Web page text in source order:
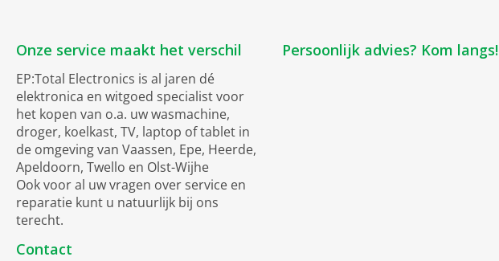
Onze service maakt het verschil
EP:Total Electronics is al jaren dé
elektronica en witgoed specialist voor
het kopen van o.a. uw wasmachine,
droger, koelkast, TV, laptop of tablet in
de omgeving van Vaassen, Epe, Heerde,
Apeldoorn, Twello en Olst-Wijhe
Ook voor al uw vragen over service en
reparatie kunt u natuurlijk bij ons
terecht.
Contact
Persoonlijk advies? Kom langs!